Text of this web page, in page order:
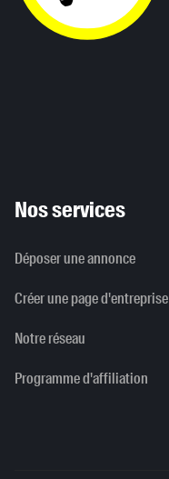
Nos services
Déposer une annonce
Créer une page d'entreprise
Notre réseau
Programme d'affiliation